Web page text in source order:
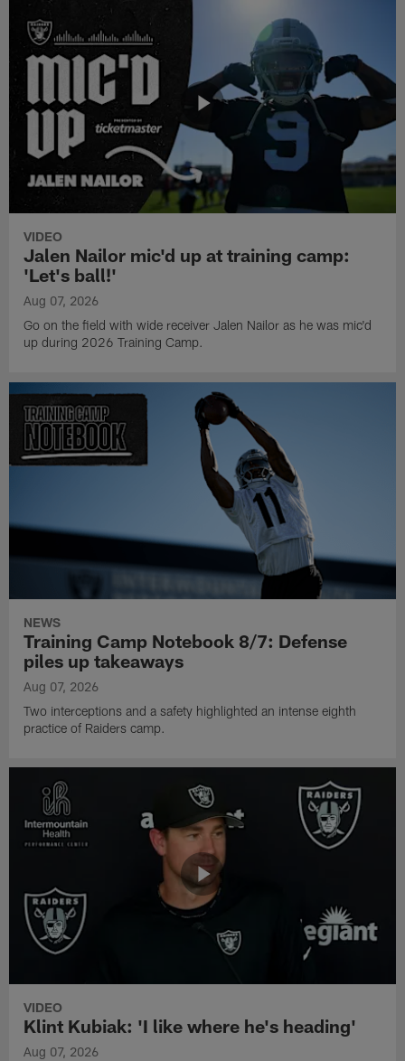
VIDEO
Jalen Nailor mic'd up at training camp:
'Let's ball!'
Aug 07, 2026
Go on the field with wide receiver Jalen Nailor as he was mic'd
up during 2026 Training Camp.
NEWS
Training Camp Notebook 8/7: Defense
piles up takeaways
Aug 07, 2026
Two interceptions and a safety highlighted an intense eighth
practice of Raiders camp.
VIDEO
Klint Kubiak: 'I like where he's heading'
Aug 07, 2026